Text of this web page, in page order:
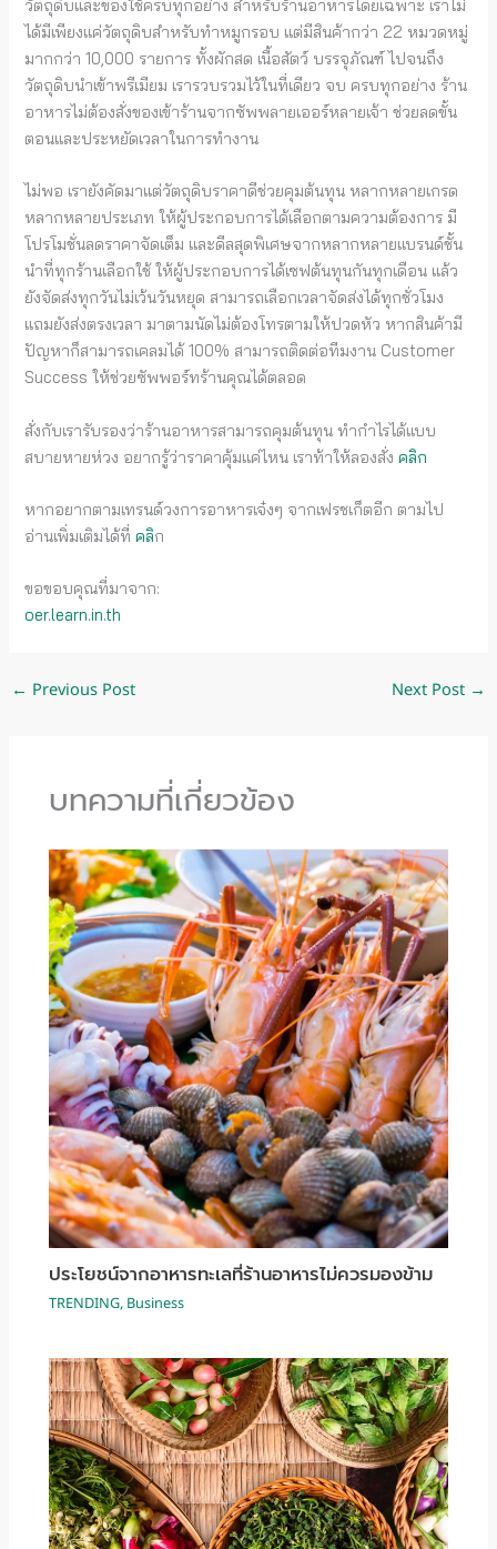
วัตถุดิบและของใช้ครบทุกอย่าง สำหรับร้านอาหารโดยเฉพาะ เราไม่
ได้มีเพียงแค่วัตถุดิบสำหรับทำหมูกรอบ แต่มีสินค้ากว่า 22 หมวดหมู่
มากกว่า 10,000 รายการ ทั้งผักสด เนื้อสัตว์ บรรจุภัณฑ์ ไปจนถึง
วัตถุดิบนำเข้าพรีเมียม เรารวบรวมไว้ในที่เดียว จบ ครบทุกอย่าง ร้าน
อาหารไม่ต้องสั่งของเข้าร้านจากซัพพลายเออร์หลายเจ้า ช่วยลดขั้น
ตอนและประหยัดเวลาในการทำงาน
ไม่พอ เรายังคัดมาแต่วัตถุดิบราคาดีช่วยคุมต้นทุน หลากหลายเกรด
หลากหลายประเภท ให้ผู้ประกอบการได้เลือกตามความต้องการ มี
โปรโมชั่นลดราคาจัดเต็ม และดีลสุดพิเศษจากหลากหลายแบรนด์ชั้น
นำที่ทุกร้านเลือกใช้ ให้ผู้ประกอบการได้เซฟต้นทุนกันทุกเดือน แล้ว
ยังจัดส่งทุกวันไม่เว้นวันหยุด สามารถเลือกเวลาจัดส่งได้ทุกชั่วโมง
แถมยังส่งตรงเวลา มาตามนัดไม่ต้องโทรตามให้ปวดหัว หากสินค้ามี
ปัญหาก็สามารถเคลมได้ 100% สามารถติดต่อทีมงาน Customer
Success ให้ช่วยซัพพอร์ทร้านคุณได้ตลอด
สั่งกับเรารับรองว่าร้านอาหารสามารถคุมต้นทุน ทำกำไรได้แบบ
สบายหายห่วง อยากรู้ว่าราคาคุ้มแค่ไหน เราท้าให้ลองสั่งคลิก
หากอยากตามเทรนด์วงการอาหารเจ๋งๆ จากเฟรชเก็ตอีก ตามไป
อ่านเพิ่มเติมได้ที่คลิก
ขอขอบคุณที่มาจาก:
oer.learn.in.th
← Previous Post Next Post →
บทความที่เกี่ยวข้อง
ประโยชน์จากอาหารทะเลที่ร้านอาหารไม่ควรมองข้าม
TRENDING, Business